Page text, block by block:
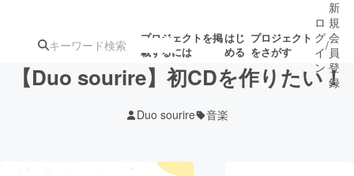
プロジェクトを掲
載するには
はじ
める
プロジェクト
をさがす
ロ
グ
イ
ン
/
新
規
会
員
登
録
【Duo sourire】初CDを作りたい！
Duo sourire 音楽